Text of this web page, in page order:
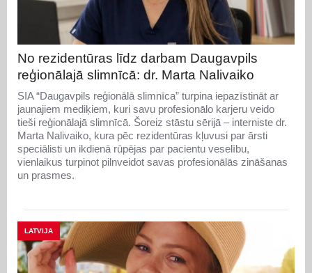
No rezidentūras līdz darbam Daugavpils
reģionālajā slimnīcā: dr. Marta Nalivaiko
SIA “Daugavpils reģionālā slimnīca” turpina iepazīstināt ar
jaunajiem mediķiem, kuri savu profesionālo karjeru veido
tieši reģionālajā slimnīcā. Šoreiz stāstu sērijā – interniste dr.
Marta Nalivaiko, kura pēc rezidentūras kļuvusi par ārsti
speciālisti un ikdienā rūpējas par pacientu veselību,
vienlaikus turpinot pilnveidot savas profesionālās zināšanas
un prasmes.
LATVIJA